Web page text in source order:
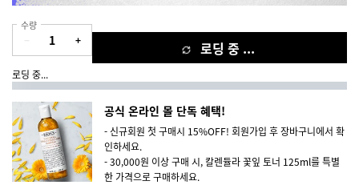
수량
+ 로딩 중 ...
로딩 중...
공식 온라인 몰 단독 혜택!
- 신규회원 첫 구매시 15%OFF! 회원가입 후 장바구니에서 확
인하세요.
- 30,000원 이상 구매 시, 칼렌듈라 꽃잎 토너 125ml를 특별
한 가격으로 구매하세요.